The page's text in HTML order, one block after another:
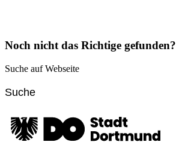
Noch nicht das Richtige gefunden?
Suche auf Webseite